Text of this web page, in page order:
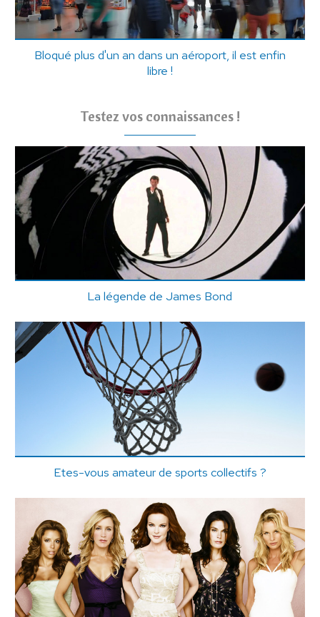
Bloqué plus d'un an dans un aéroport, il est enfin
libre !
Testez vos connaissances !
La légende de James Bond
Etes-vous amateur de sports collectifs ?